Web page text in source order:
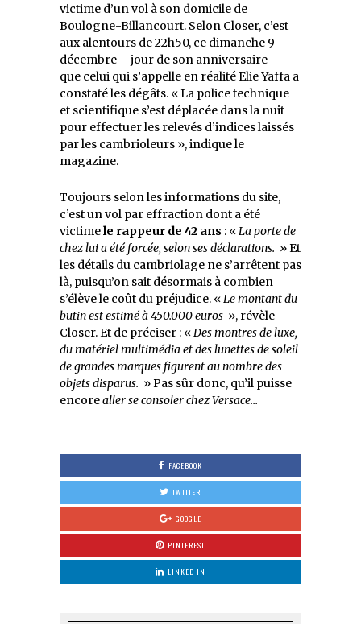
victime d’un vol à son domicile de
Boulogne-Billancourt. Selon Closer, c’est
aux alentours de 22h50, ce dimanche 9
décembre – jour de son anniversaire –
que celui qui s’appelle en réalité Elie Yaffa a
constaté les dégâts. « La police technique
et scientifique s’est déplacée dans la nuit
pour effectuer les relevés d’indices laissés
par les cambrioleurs », indique le
magazine.
Toujours selon les informations du site,
c’est un vol par effraction dont a été
victimele rappeur de 42 ans : «La porte de
chez lui a été forcée, selon ses déclarations. » Et
les détails du cambriolage ne s’arrêtent pas
là, puisqu’on sait désormais à combien
s’élève le coût du préjudice. «Le montant du
butin est estimé à 450.000 euros », révèle
Closer. Et de préciser : «Des montres de luxe,
du matériel multimédia et des lunettes de soleil
de grandes marques figurent au nombre des
objets disparus. » Pas sûr donc, qu’il puisse
encorealler se consoler chez Versace…
FACEBOOK
TWITTER
GOOGLE
PINTEREST
LINKED IN